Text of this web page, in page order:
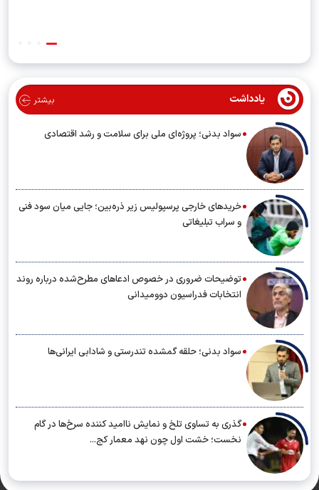
یادداشت بیشتر
سواد بدنی؛ پروژه‌ای ملی برای سلامت و رشد اقتصادی
خریدهای خارجی پرسپولیس زیر ذره‌بین؛ جایی میان سود فنی
و سراب تبلیغاتی
توضیحات ضروری در خصوص ادعاهای مطرح‌شده درباره روند
انتخابات فدراسیون دوومیدانی
سواد بدنی؛ حلقه گمشده تندرستی و شادابی ایرانی‌ها
گذری به تساوی تلخ و نمایش ناامید کننده سرخ‌ها در گام
نخست؛ خشت اول چون نهد معمار کج...